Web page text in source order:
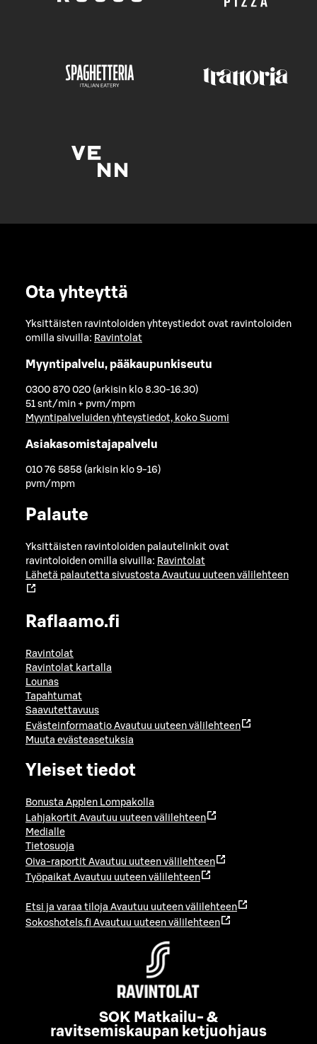
Ota yhteyttä
Yksittäisten ravintoloiden yhteystiedot ovat ravintoloiden
omilla sivuilla: Ravintolat
Myyntipalvelu, pääkaupunkiseutu
0300 870 020 (arkisin klo 8.30-16.30)
51 snt/min + pvm/mpm
Myyntipalveluiden yhteystiedot, koko Suomi
Asiakasomistajapalvelu
010 76 5858 (arkisin klo 9-16)
pvm/mpm
Palaute
Yksittäisten ravintoloiden palautelinkit ovat
ravintoloiden omilla sivuilla: Ravintolat
Lähetä palautetta sivustosta Avautuu uuteen välilehteen
Raflaamo.fi
Ravintolat
Ravintolat kartalla
Lounas
Tapahtumat
Saavutettavuus
Evästeinformaatio Avautuu uuteen välilehteen
Muuta evästeasetuksia
Yleiset tiedot
Bonusta Applen Lompakolla
Lahjakortit Avautuu uuteen välilehteen
Medialle
Tietosuoja
Oiva-raportit Avautuu uuteen välilehteen
Työpaikat Avautuu uuteen välilehteen
Etsi ja varaa tiloja Avautuu uuteen välilehteen
Sokoshotels.fi Avautuu uuteen välilehteen
SOK Matkailu- &
ravitsemiskaupan ketjuohjaus